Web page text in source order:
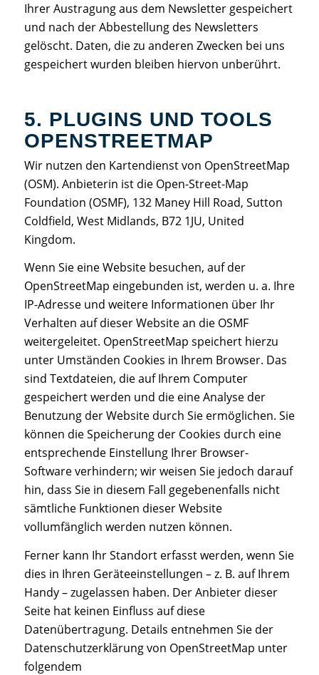
Ihrer Austragung aus dem Newsletter gespeichert
und nach der Abbestellung des Newsletters
gelöscht. Daten, die zu anderen Zwecken bei uns
gespeichert wurden bleiben hiervon unberührt.
5. PLUGINS UND TOOLS
OPENSTREETMAP
Wir nutzen den Kartendienst von OpenStreetMap
(OSM). Anbieterin ist die Open-Street-Map
Foundation (OSMF), 132 Maney Hill Road, Sutton
Coldfield, West Midlands, B72 1JU, United
Kingdom.
Wenn Sie eine Website besuchen, auf der
OpenStreetMap eingebunden ist, werden u. a. Ihre
IP-Adresse und weitere Informationen über Ihr
Verhalten auf dieser Website an die OSMF
weitergeleitet. OpenStreetMap speichert hierzu
unter Umständen Cookies in Ihrem Browser. Das
sind Textdateien, die auf Ihrem Computer
gespeichert werden und die eine Analyse der
Benutzung der Website durch Sie ermöglichen. Sie
können die Speicherung der Cookies durch eine
entsprechende Einstellung Ihrer Browser-
Software verhindern; wir weisen Sie jedoch darauf
hin, dass Sie in diesem Fall gegebenenfalls nicht
sämtliche Funktionen dieser Website
vollumfänglich werden nutzen können.
Ferner kann Ihr Standort erfasst werden, wenn Sie
dies in Ihren Geräteeinstellungen – z. B. auf Ihrem
Handy – zugelassen haben. Der Anbieter dieser
Seite hat keinen Einfluss auf diese
Datenübertragung. Details entnehmen Sie der
Datenschutzerklärung von OpenStreetMap unter
folgendem